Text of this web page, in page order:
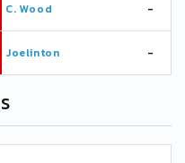
C. Wood -
Joelinton -